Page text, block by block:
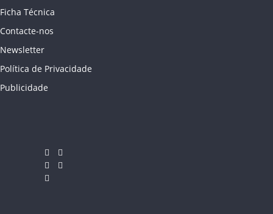
Ficha Técnica
Contacte-nos
Newsletter
Política de Privacidade
Publicidade